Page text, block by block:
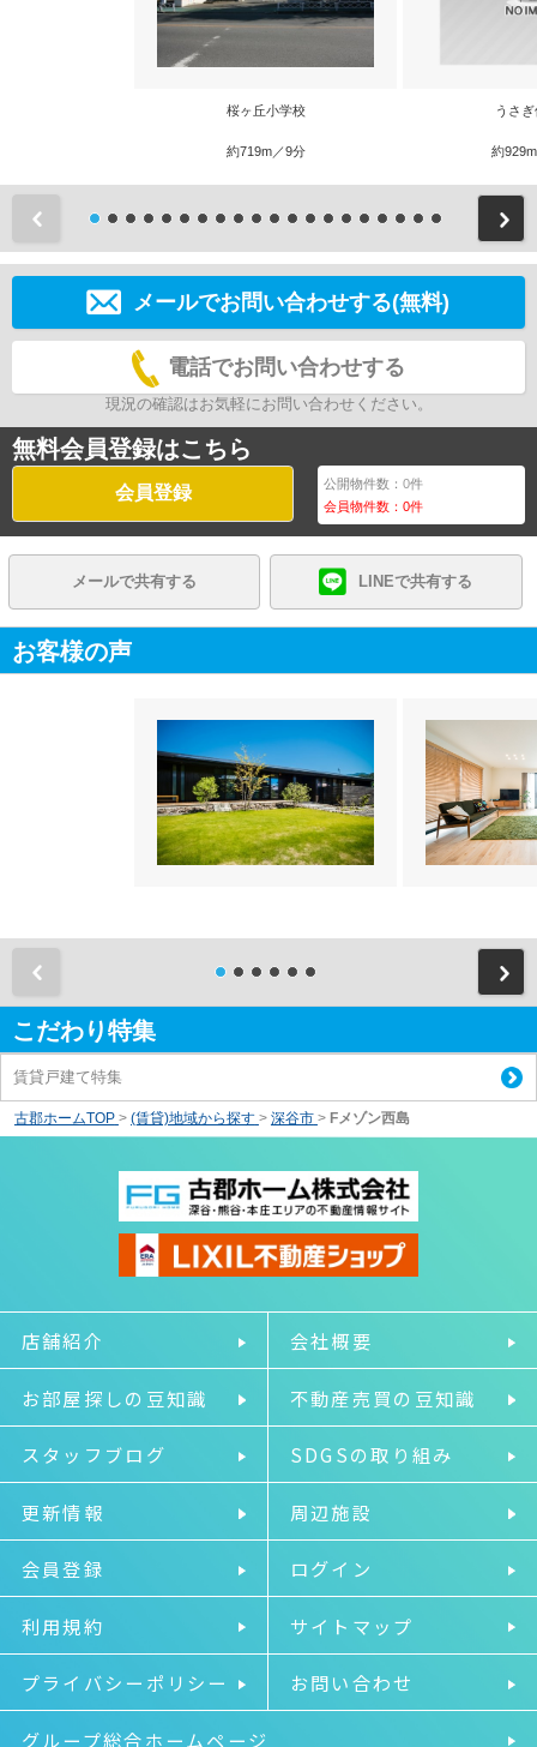
桜ヶ丘小学校
約719m／9分
うさ
約
メールでお問い合わせする(無料)
電話でお問い合わせする
現況の確認はお気軽にお問い合わせください。
無料会員登録はこちら
会員登録 公開物件数：0件
会員物件数：0件
メールで共有する LINEで共有する
お客様の声
こだわり特集
賃貸戸建て特集
古郡ホームTOP > (賃貸)地域から探す > 深谷市 > Fメゾン西島
店舗紹介 会社概要
お部屋探しの豆知識 不動産売買の豆知識
スタッフブログ SDGSの取り組み
更新情報 周辺施設
会員登録 ログイン
利用規約 サイトマップ
プライバシーポリシー お問い合わせ
グループ総合ホームページ